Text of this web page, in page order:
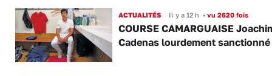
ACTUALITÉS Il y a 12 h •vu 2620 fois
COURSE CAMARGUAISE
Cadenas lourdement sanctionné